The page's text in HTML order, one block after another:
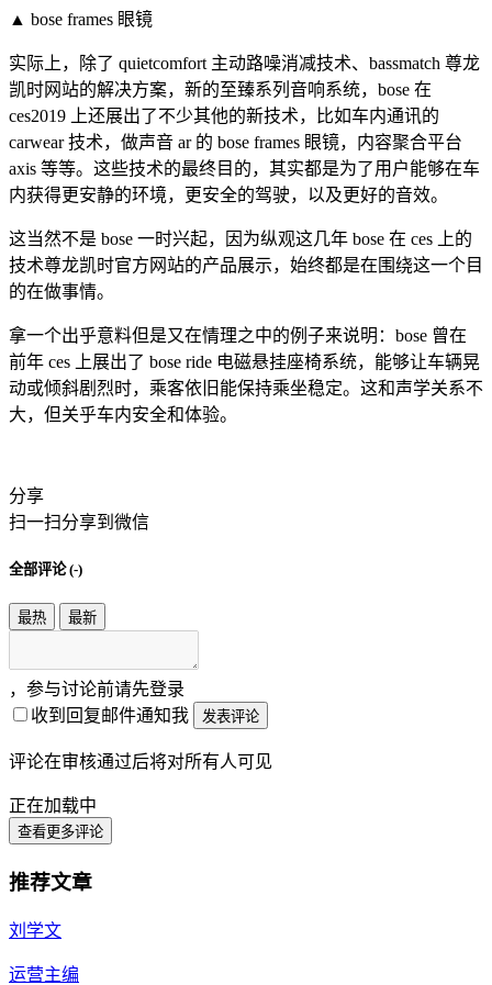
▲ bose frames 眼镜
实际上，除了 quietcomfort 主动路噪消减技术、bassmatch 尊龙
凯时网站的解决方案，新的至臻系列音响系统，bose 在
ces2019 上还展出了不少其他的新技术，比如车内通讯的
carwear 技术，做声音 ar 的 bose frames 眼镜，内容聚合平台
axis 等等。这些技术的最终目的，其实都是为了用户能够在车
内获得更安静的环境，更安全的驾驶，以及更好的音效。
这当然不是 bose 一时兴起，因为纵观这几年 bose 在 ces 上的
技术尊龙凯时官方网站的产品展示，始终都是在围绕这一个目
的在做事情。
拿一个出乎意料但是又在情理之中的例子来说明：bose 曾在
前年 ces 上展出了 bose ride 电磁悬挂座椅系统，能够让车辆晃
动或倾斜剧烈时，乘客依旧能保持乘坐稳定。这和声学关系不
大，但关乎车内安全和体验。
分享
扫一扫分享到微信
全部评论 (-)
最热 最新
，参与讨论前请先登录
收到回复邮件通知我
发表评论
评论在审核通过后将对所有人可见
正在加载中
查看更多评论
推荐文章
刘学文
运营主编